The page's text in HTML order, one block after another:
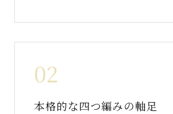
02
本格的な四つ編みの軸足